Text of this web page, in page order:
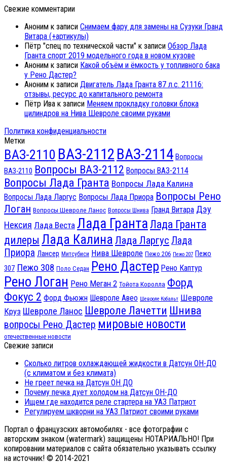
Свежие комментарии
Аноним к записи Снимаем фару для замены на Сузуки Гранд
Витара (+артикулы)
Пётр "спец по технической части" к записи Обзор Лада
Гранта спорт 2019 модельного года в новом кузове
Аноним к записи Какой объём и ёмкость у топливного бака
у Рено Дастер?
Аноним к записи Двигатель Лада Гранта 87 л.с. 21116:
отзывы, ресурс до капитального ремонта
Пётр Ива к записи Меняем прокладку головки блока
цилиндров на Нива Шевроле своими руками
Политика конфиденциальности
Метки
ВАЗ-2110 ВАЗ-2112 ВАЗ-2114 Вопросы
ВАЗ-2110 Вопросы ВАЗ-2112 Вопросы ВАЗ-2114
Вопросы Лада Гранта Вопросы Лада Калина
Вопросы Лада Ларгус Вопросы Лада Приора Вопросы Рено
Логан Вопросы Шевроле Ланос Вопросы Шнива Гранд Витара Дэу
Нексия Лада Веста Лада Гранта Лада Гранта
дилеры Лада Калина Лада Ларгус Лада
Приора Лансер Митсубиси Нива Шевроле Пежо 206 Пежо 207 Пежо
307 Пежо 308 Поло Седан Рено Дастер Рено Каптур
Рено Логан Рено Меган 2 Тойота Королла Форд
Фокус 2 Форд Фьюжн Шевроле Авео Шевроле Кобальт Шевроле
Круз Шевроле Ланос Шевроле Лачетти Шнива
вопросы Рено Дастер мировые новости
отечественные новости
Свежие записи
Сколько литров охлаждающей жидкости в Датсун ОН-ДО
(с климатом и без климата)
Не греет печка на Датсун ОН ДО
Почему печка дует холодом на Датсун ОН-ДО
Ищем где находится реле стартера на УАЗ Патриот
Регулируем шкворни на УАЗ Патриот своими руками
Портал о французских автомобилях - все фотографии с
авторским знаком (watermark) защищены НОТАРИАЛЬНО! При
копировании материалов с сайта обязательно указывать ссылку
на источник! © 2014-2021